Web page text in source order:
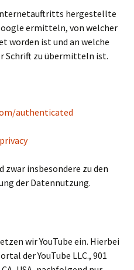
hergestellte
ermitteln, von welcher
worden ist und an welche
Schrift zu übermitteln ist.
authenticated
insbesondere zu den
der Datennutzung.
wir YouTube ein. Hierbei
der YouTube LLC., 901